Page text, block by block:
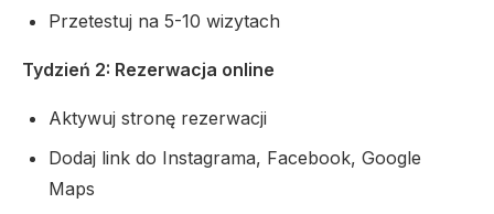
Przetestuj na 5-10 wizytach
Tydzień 2: Rezerwacja online
Aktywuj stronę rezerwacji
Dodaj link do Instagrama, Facebook, Google
Maps